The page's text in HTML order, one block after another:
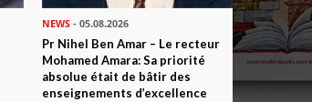
NEWS- 05.08.2026
Pr Nihel Ben Amar – Le recteur
Mohamed Amara: Sa priorité
absolue était de bâtir des
enseignements d’excellence